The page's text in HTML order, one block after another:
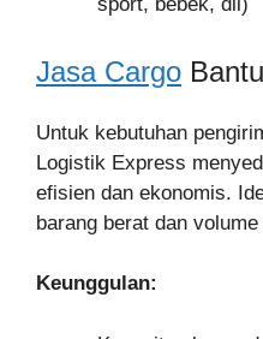
Jasa Cargo
Untuk kebutuhan
Logistik Express
efisien dan ekonomis.
barang berat dan volume
Keunggulan: